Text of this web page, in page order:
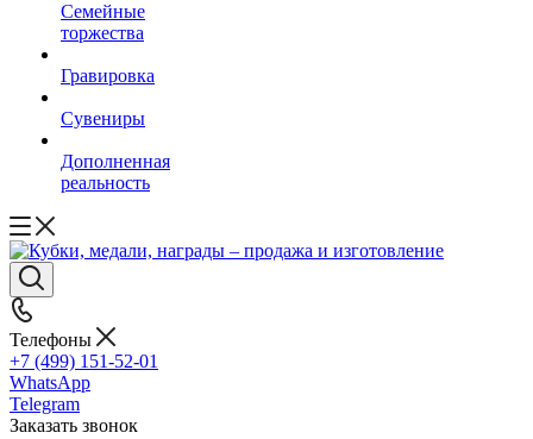
Семейные
торжества
Гравировка
Сувениры
Дополненная
реальность
Телефоны
+7 (499) 151-52-01
WhatsApp
Telegram
Заказать звонок